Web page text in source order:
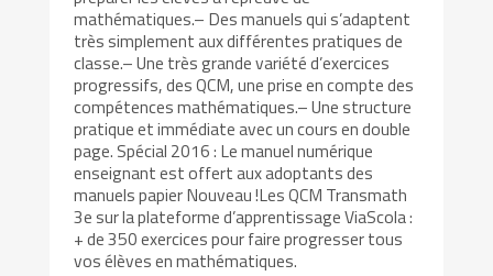
mathématiques.– Des manuels qui s’adaptent
très simplement aux différentes pratiques de
classe.– Une très grande variété d’exercices
progressifs, des QCM, une prise en compte des
compétences mathématiques.– Une structure
pratique et immédiate avec un cours en double
page. Spécial 2016 : Le manuel numérique
enseignant est offert aux adoptants des
manuels papier Nouveau !Les QCM Transmath
3e sur la plateforme d’apprentissage ViaScola :
+ de 350 exercices pour faire progresser tous
vos élèves en mathématiques.